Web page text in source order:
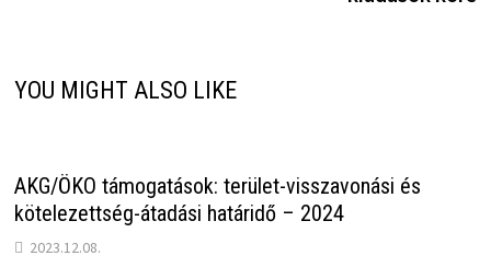
YOU MIGHT ALSO LIKE
AKG/ÖKO támogatások: terület-visszavonási és
kötelezettség-átadási határidő – 2024
2023.12.08.